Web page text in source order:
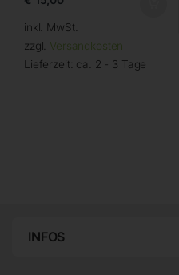
inkl. MwSt.
zzgl. Versandkosten
Lieferzeit: ca. 2 - 3 Tage
INFOS